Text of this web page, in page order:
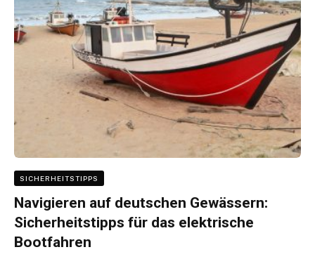
SICHERHEITSTIPPS
Navigieren auf deutschen Gewässern:
Sicherheitstipps für das elektrische
Bootfahren